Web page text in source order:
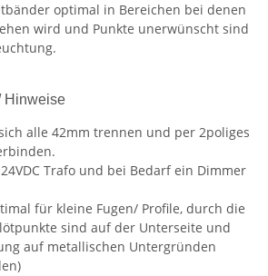
optimal in Bereichen bei denen
wird und Punkte unerwünscht sind
Hinweise
sich alle 42mm trennen und per 2poliges
Trafo und bei Bedarf ein Dimmer
für kleine Fugen/ Profile, durch die
sind auf der Unterseite und
auf metallischen Untergründen